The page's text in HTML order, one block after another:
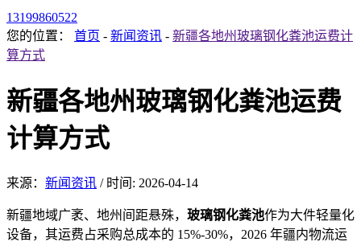
13199860522
您的位置： 首页 - 新闻资讯 - 新疆各地州玻璃钢化粪池运费计
算方式
新疆各地州玻璃钢化粪池运费
计算方式
来源： 新闻资讯 / 时间: 2026-04-14
新疆地域广袤、地州间 距悬殊， 玻璃钢化粪池作为大件轻量化
设备，其运费占采购总成本的 15%-30%，2026 年疆内物流运